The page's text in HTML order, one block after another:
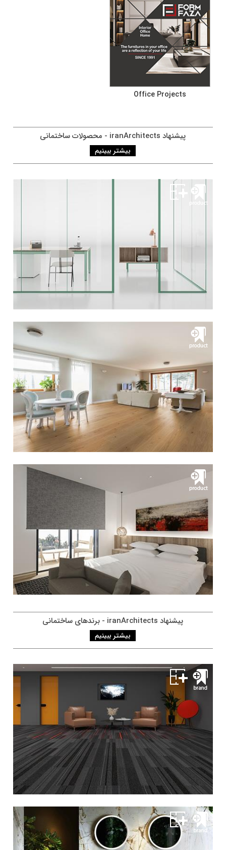
Office Projects
پيشنهاد iranArchitects - محصولات ساختمانی
بیشتر ببینیم
پيشنهاد iranArchitects - برندهای ساختمانی
بیشتر ببینیم